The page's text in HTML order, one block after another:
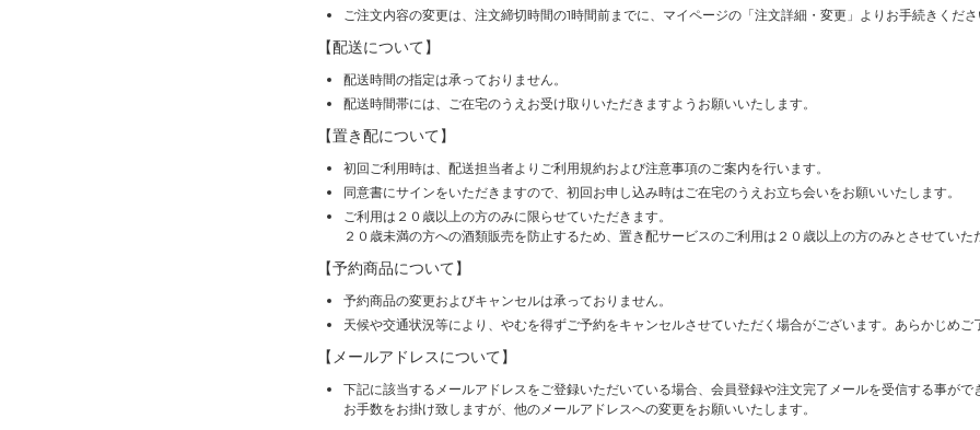
ご注文内容の変更は、注文締切時間の1時間前までに、マイページの「注文詳細・変更」よりお手続きくださ
【配送について】
配送時間の指定は承っておりません。
配送時間帯には、ご在宅のうえお受け取りいただきますようお願いいたします。
【置き配について】
初回ご利用時は、配送担当者よりご利用規約および注意事項のご案内を行います。
同意書にサインをいただきますので、初回お申し込み時はご在宅のうえお立ち会いをお願いいたします。
ご利用は２０歳以上の方のみに限らせていただきます。
２０歳未満の方への酒類販売を防止するため、置き配サービスのご利用は２０歳以上の方のみとさせていた
【予約商品について】
予約商品の変更およびキャンセルは承っておりません。
天候や交通状況等により、やむを得ずご予約をキャンセルさせていただく場合がございます。あらかじめご
【メールアドレスについて】
下記に該当するメールアドレスをご登録いただいている場合、会員登録や注文完了メールを受信する事がで
お手数をお掛け致しますが、他のメールアドレスへの変更をお願いいたします。